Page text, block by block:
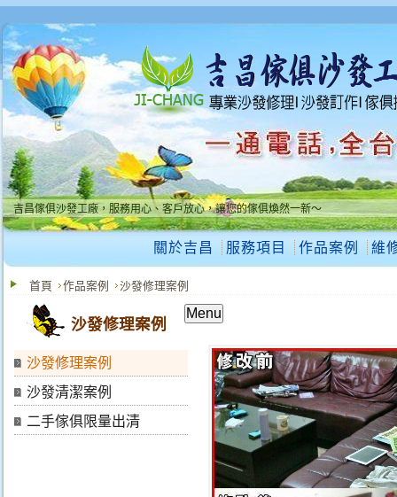
吉昌傢俱沙發工廠，服務用心、客戶放心，讓您的傢俱煥然一新～
吉昌傢俱沙發工廠，服務用心、客戶放心，讓您的傢俱煥然一新～
關於吉昌 服務項目 作品案例 維
首頁 作品案例 沙發修理案例
沙發修理案例
Menu
沙發修理案例
沙發清潔案例
二手傢俱限量出清